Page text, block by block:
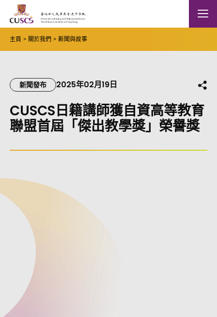
Skip to main content
The Chinese Univeristy of hong Kong Mobile
主頁 關於我們 新聞與故事
新聞發布 2025年02月19日 分
CUSCS日籍講師獲自資高等教育
聯盟首屆「傑出教學獎」榮譽獎